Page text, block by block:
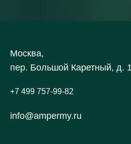
Москва,
пер. Большой Каретный, д.
+7 499 757-99-82
info@ampermy.ru